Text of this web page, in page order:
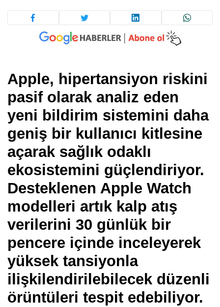
Apple, hipertansiyon riskini
pasif olarak analiz eden
yeni bildirim sistemini daha
geniş bir kullanıcı kitlesine
açarak sağlık odaklı
ekosistemini güçlendiriyor.
Desteklenen Apple Watch
modelleri artık kalp atış
verilerini 30 günlük bir
pencere içinde inceleyerek
yüksek tansiyonla
ilişkilendirilebilecek düzenli
örüntüleri tespit edebiliyor.